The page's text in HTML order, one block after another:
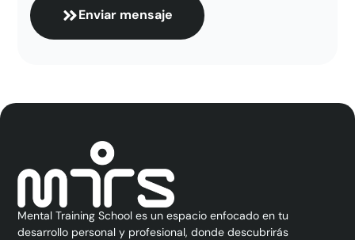
Enviar mensaje
Mental Training School es un espacio enfocado en tu
desarrollo personal y profesional, donde descubrirás